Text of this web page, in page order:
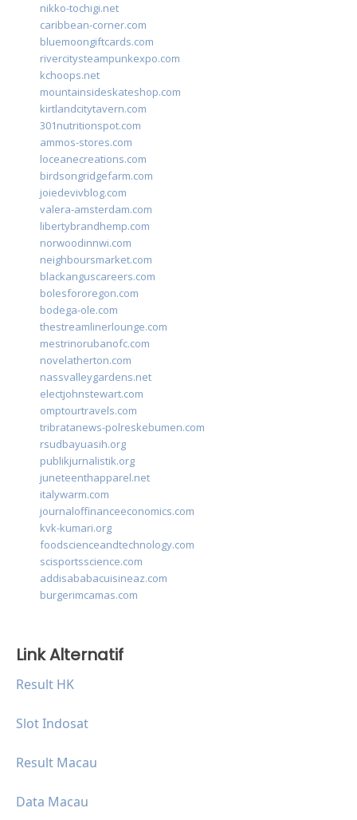
nikko-tochigi.net
caribbean-corner.com
bluemoongiftcards.com
rivercitysteampunkexpo.com
kchoops.net
mountainsideskateshop.com
kirtlandcitytavern.com
301nutritionspot.com
ammos-stores.com
loceanecreations.com
birdsongridgefarm.com
joiedevivblog.com
valera-amsterdam.com
libertybrandhemp.com
norwoodinnwi.com
neighboursmarket.com
blackanguscareers.com
bolesfororegon.com
bodega-ole.com
thestreamlinerlounge.com
mestrinorubanofc.com
novelatherton.com
nassvalleygardens.net
electjohnstewart.com
omptourtravels.com
tribratanews-polreskebumen.com
rsudbayuasih.org
publikjurnalistik.org
juneteenthapparel.net
italywarm.com
journaloffinanceeconomics.com
kvk-kumari.org
foodscienceandtechnology.com
scisportsscience.com
addisababacuisineaz.com
burgerimcamas.com
Link Alternatif
Result HK
Slot Indosat
Result Macau
Data Macau